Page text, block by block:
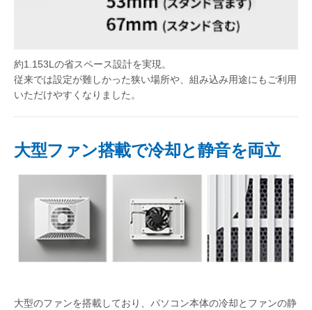
約1.153Lの省スペース設計を実現。
従来では設定が難しかった狭い場所や、組み込み用途にもご利用
いただけやすくなりました。
大型ファン搭載で冷却と静音を両立
大型のファンを搭載しており、パソコン本体の冷却とファンの静